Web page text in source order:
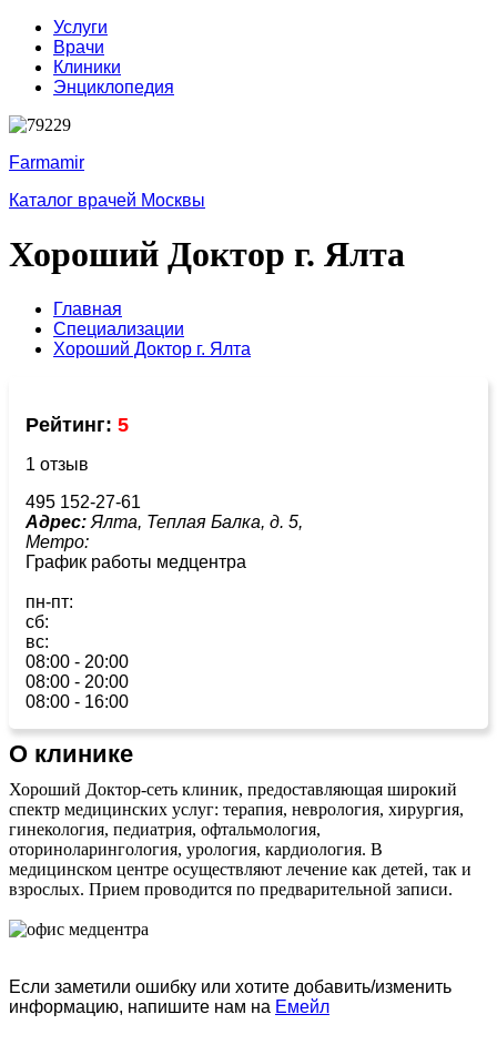
Услуги
Врачи
Клиники
Энциклопедия
Farmamir
Каталог врачей Москвы
Хороший Доктор г. Ялта
Главная
Специализации
Хороший Доктор г. Ялта
Рейтинг: 5
1 отзыв
495 152-27-61
Адрес: Ялта, Теплая Балка, д. 5,
Метро:
График работы медцентра
пн-пт:
сб:
вс:
08:00 - 20:00
08:00 - 20:00
08:00 - 16:00
О клинике
Хороший Доктор-сеть клиник, предоставляющая широкий
спектр медицинских услуг: терапия, неврология, хирургия,
гинекология, педиатрия, офтальмология,
оториноларингология, урология, кардиология. В
медицинском центре осуществляют лечение как детей, так и
взрослых. Прием проводится по предварительной записи.
Если заметили ошибку или хотите добавить/изменить
информацию, напишите нам на Емейл